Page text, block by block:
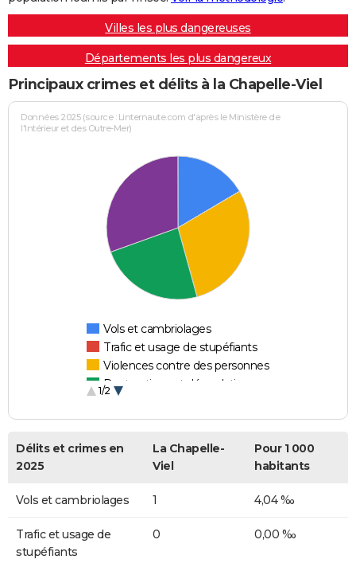
Villes les plus dangereuses
Départements les plus dangereux
Principaux crimes et délits à la Chapelle-Viel
Données 2025 (source : Linternaute.com d'après le Ministère de
l'Intérieur et des Outre-Mer)
Vols et cambriolages
Trafic et usage de stupéfiants
Violences contre des personnes
Destructions et dégradations
1/2
Délits et crimes en
2025
La Chapelle-
Viel
Pour 1 000
habitants
Vols et cambriolages 1 4,04 ‰
Trafic et usage de
stupéfiants
0 0,00 ‰